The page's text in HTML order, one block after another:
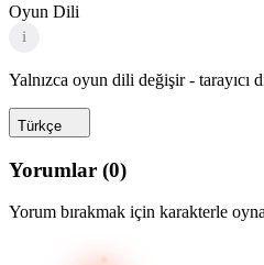
Oyun Dili
i
Yalnızca oyun dili değişir - tarayıcı
Türkçe
Yorumlar (0)
Yorum bırakmak için karakterle